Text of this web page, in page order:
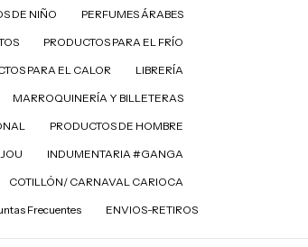
DE NIÑO PERFUMES ÁRABES
PRODUCTOS PARA EL FRÍO
PARA EL CALOR LIBRERÍA
MARROQUINERÍA Y BILLETERAS
PRODUCTOS DE HOMBRE
INDUMENTARIA #GANGA
COTILLÓN/ CARNAVAL CARIOCA
Frecuentes ENVIOS-RETIROS